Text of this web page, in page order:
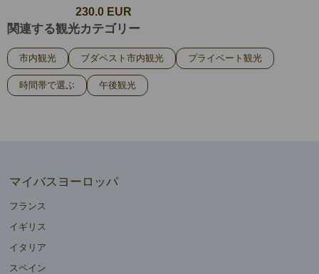
230.0 EUR
関連する観光カテゴリー
市内観光 ブダペスト市内観光 プライベート観光
時間帯で選ぶ 午後観光
マイバスヨーロッパ
フランス
イギリス
イタリア
スペイン